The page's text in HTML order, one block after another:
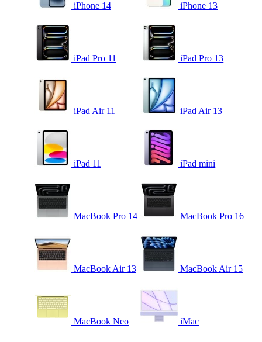
iPhone 14 iPhone 13
iPad Pro 11 iPad Pro 13
iPad Air 11 iPad Air 13
iPad 11 iPad mini
MacBook Pro 14 MacBook Pro 16
MacBook Air 13 MacBook Air 15
MacBook Neo iMac